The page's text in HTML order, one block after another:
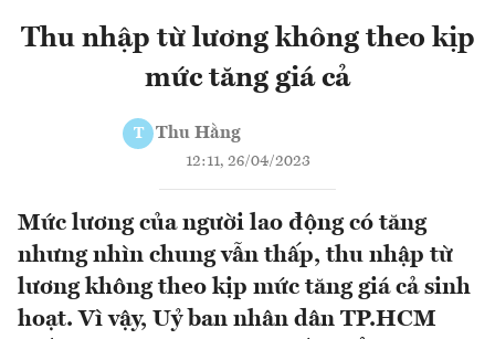
Thu nhập từ lương không theo kịp
mức tăng giá cả
T Thu Hằng
12:11, 26/04/2023
Mức lương của người lao động có tăng
nhưng nhìn chung vẫn thấp, thu nhập từ
lương không theo kịp mức tăng giá cả sinh
hoạt. Vì vậy, Uỷ ban nhân dân TP.HCM